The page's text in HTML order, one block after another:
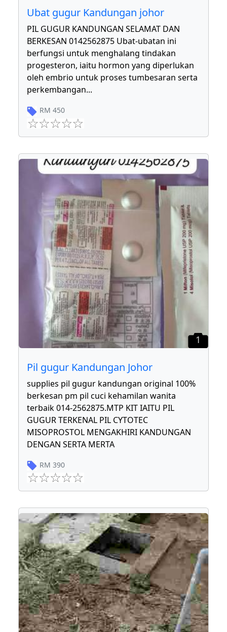
Ubat gugur Kandungan johor
PIL GUGUR KANDUNGAN SELAMAT DAN
BERKESAN 0142562875 Ubat-ubatan ini
berfungsi untuk menghalang tindakan
progesteron, iaitu hormon yang diperlukan
oleh embrio untuk proses tumbesaran serta
perkembangan...
RM 450
1
Pil gugur Kandungan Johor
supplies pil gugur kandungan original 100%
berkesan pm pil cuci kehamilan wanita
terbaik 014-2562875.MTP KIT IAITU PIL
GUGUR TERKENAL PIL CYTOTEC
MISOPROSTOL MENGAKHIRI KANDUNGAN
DENGAN SERTA MERTA
RM 390